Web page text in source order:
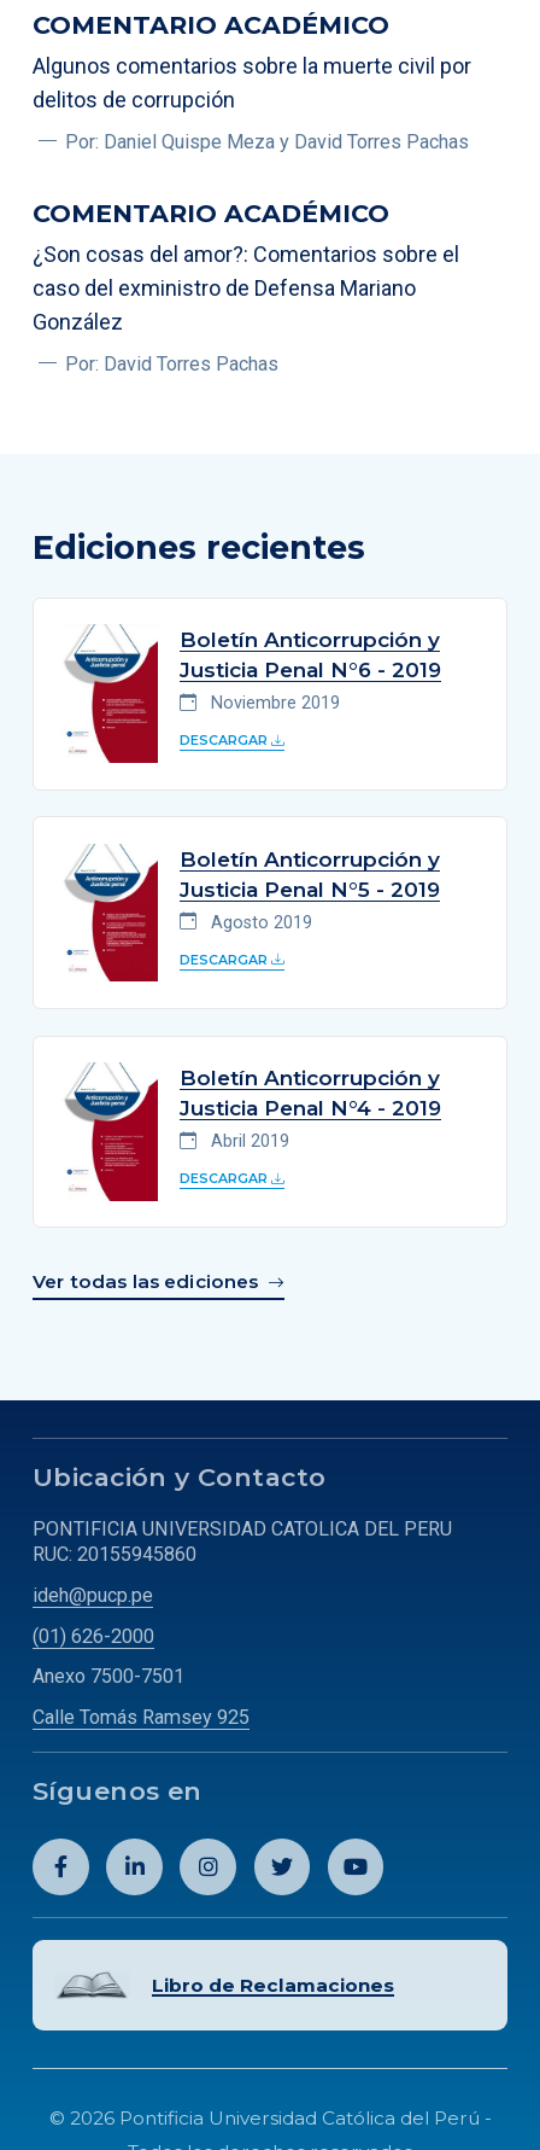
COMENTARIO ACADÉMICO
Algunos comentarios sobre la muerte civil por
delitos de corrupción
Por: Daniel Quispe Meza y David Torres Pachas
COMENTARIO ACADÉMICO
¿Son cosas del amor?: Comentarios sobre el
caso del exministro de Defensa Mariano
González
Por: David Torres Pachas
Ediciones recientes
Boletín Anticorrupción y
Justicia Penal N°6 - 2019
Noviembre 2019
DESCARGAR
Boletín Anticorrupción y
Justicia Penal N°5 - 2019
Agosto 2019
DESCARGAR
Boletín Anticorrupción y
Justicia Penal N°4 - 2019
Abril 2019
DESCARGAR
Ver todas las ediciones
Ubicación y Contacto
PONTIFICIA UNIVERSIDAD CATOLICA DEL PERU
RUC: 20155945860
ideh@pucp.pe
(01) 626-2000
Anexo 7500-7501
Calle Tomás Ramsey 925
Síguenos en
Libro de Reclamaciones
© 2026 Pontificia Universidad Católica del Perú -